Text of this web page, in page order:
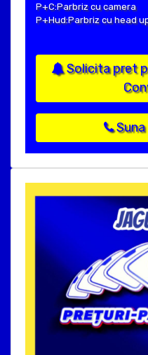
P+C:Parbriz cu camera
P+Hud:Parbriz cu head
Solicita pret